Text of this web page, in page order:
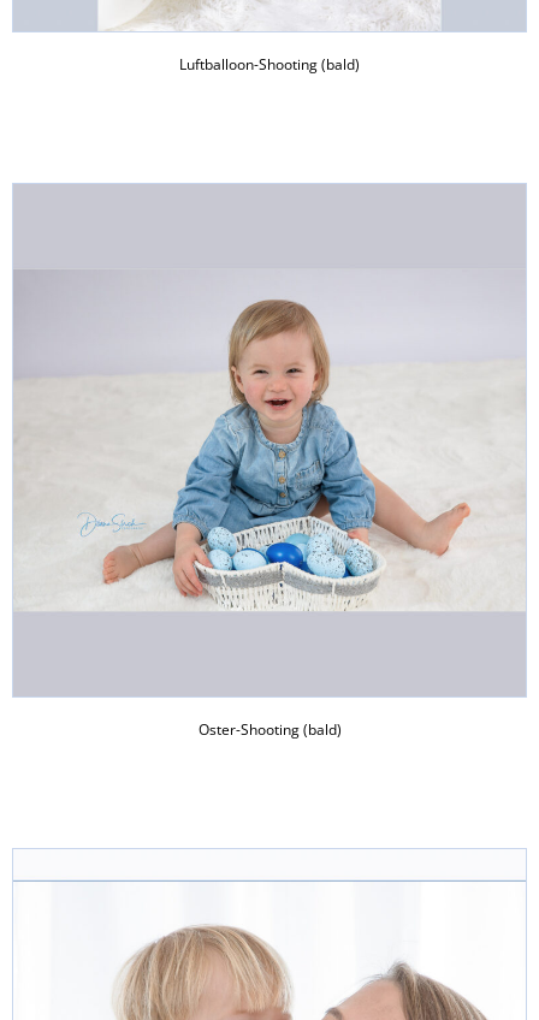
Luftballoon-Shooting (bald)
Oster-Shooting (bald)